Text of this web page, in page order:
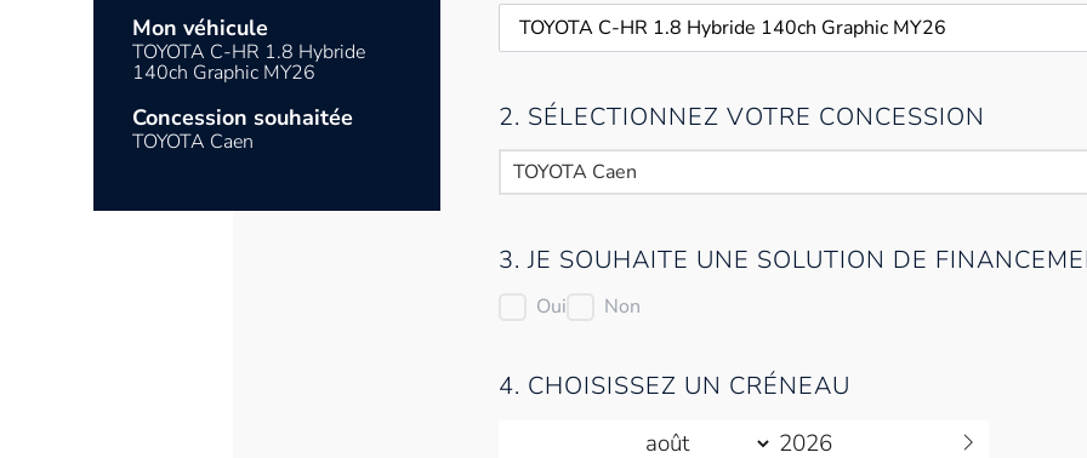
Mon véhicule
TOYOTA C-HR 1.8 Hybride
140ch Graphic MY26
Concession souhaitée
TOYOTA Caen
2. SÉLECTIONNEZ VOTRE CONCESSION
TOYOTA Caen
3. JE SOUHAITE UNE SOLUTION DE
Oui Non
4. CHOISISSEZ UN CRÉNEAU